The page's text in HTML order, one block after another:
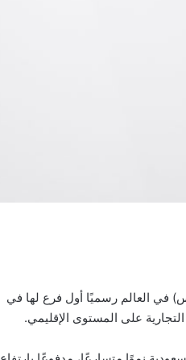
في العالم رسميًا أول فرع لها في
على المستوى الإقليمي.